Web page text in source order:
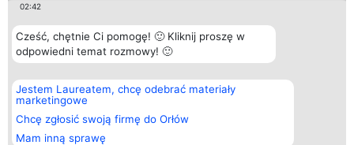
02:42
Cześć, chętnie Ci pomogę! 🙂 Kliknij proszę w
odpowiedni temat rozmowy! 🙂
Jestem Laureatem, chcę odebrać materiały
marketingowe
Chcę zgłosić swoją firmę do Orłów
Mam inną sprawę
Organizator plebiscytu
Bright Side Solutions sp. z o.
o. sp. k.
ul. Ruska 22
Wrocław 50-079
KRS 0000749100 | Regon
Plebiscyt
Laureaci
wszystkich
Laureatów
Kontakt
Kontakt